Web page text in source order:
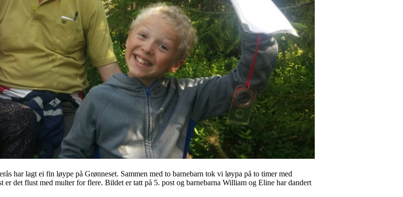
har lagt ei fin løype på Grønneset. Sammen med to barnebarn tok vi løypa på to timer med
det flust med multer for flere. Bildet er tatt på 5. post og barnebarna William og Eline har dandert